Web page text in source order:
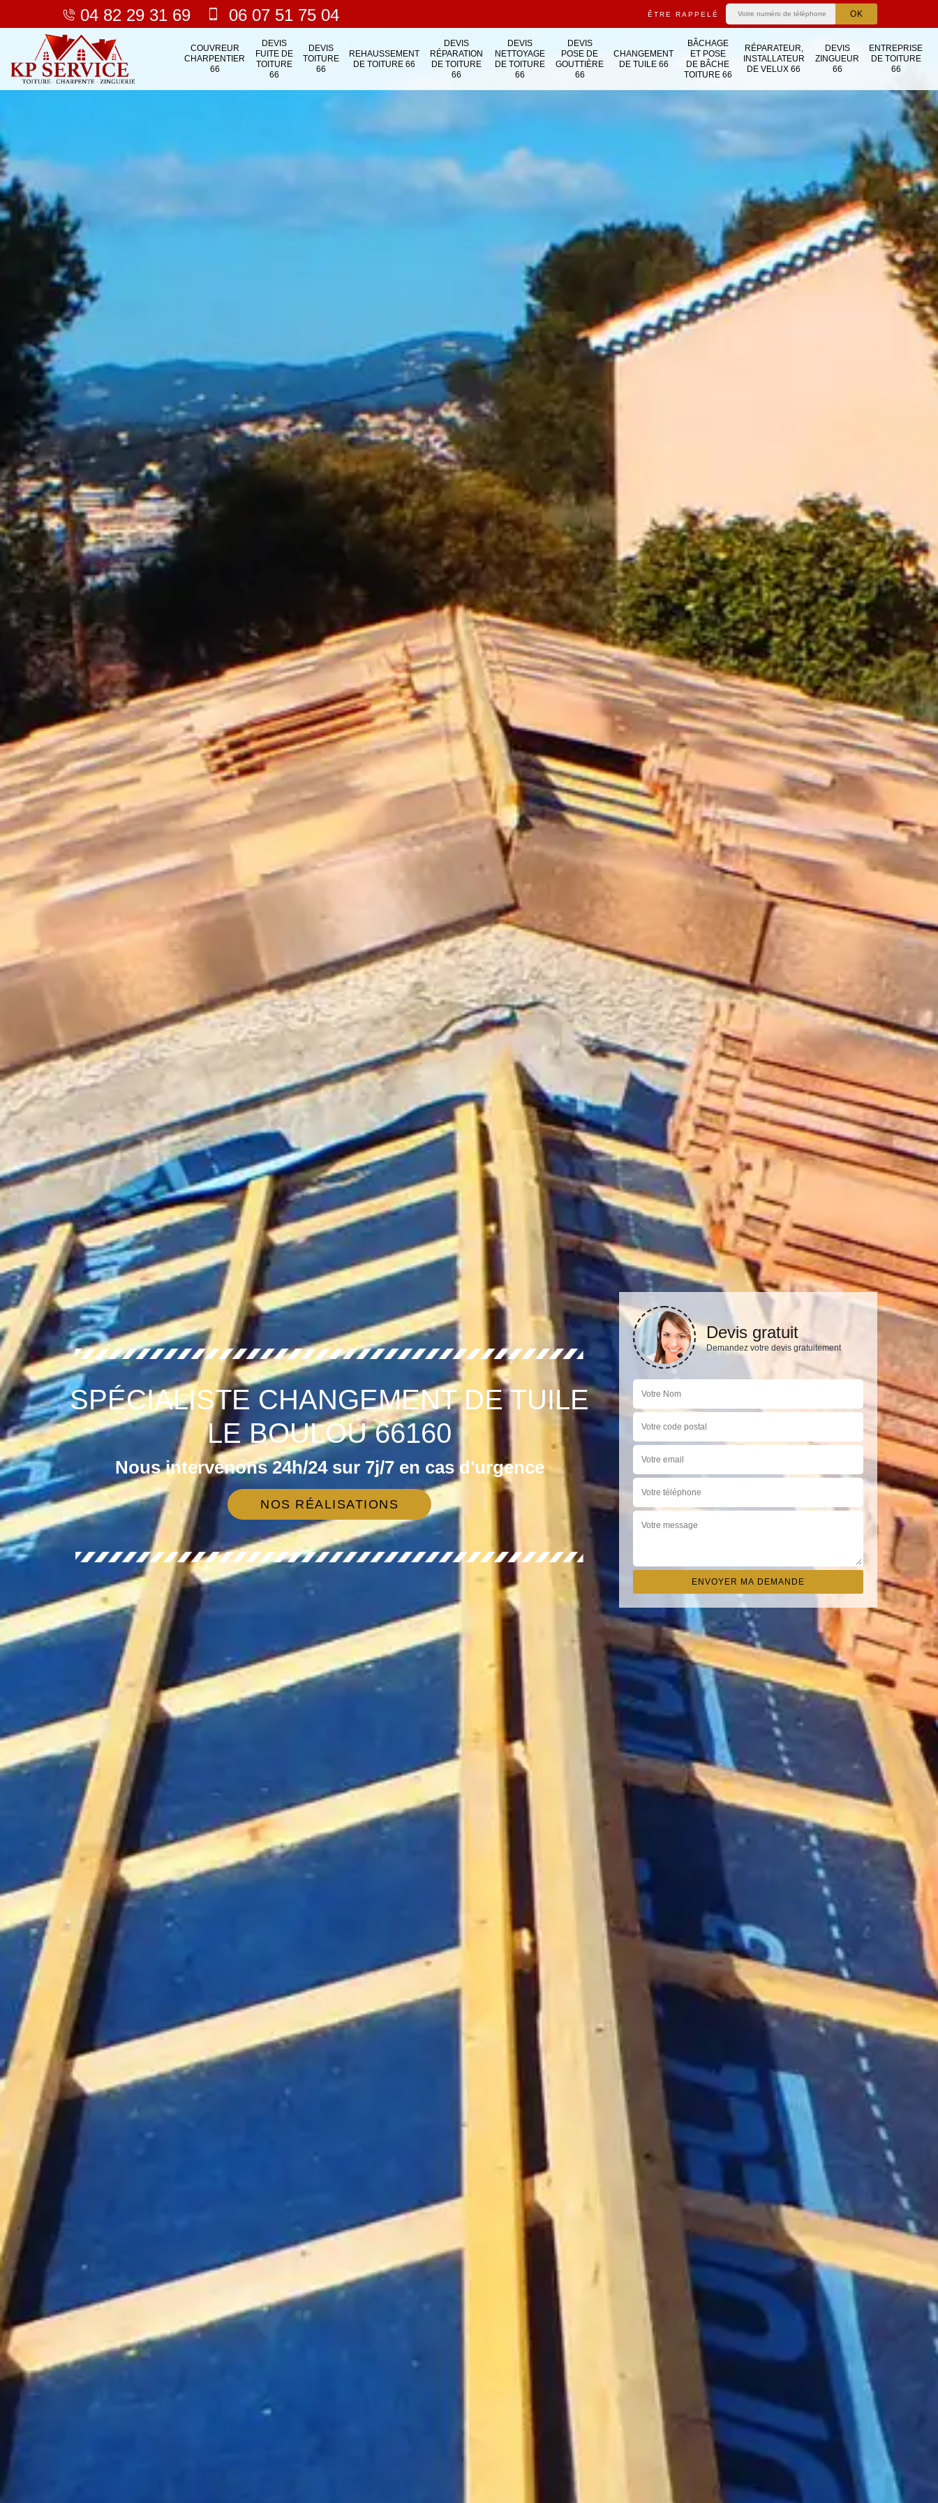
04 82 29 31 69 06 07 51 75 04 ÊTRE RAPPELÉ
COUVREUR
CHARPENTIER
66
DEVIS
FUITE DE
TOITURE
66
DEVIS
TOITURE
66
REHAUSSEMENT
DE TOITURE 66
DEVIS
RÉPARATION
DE TOITURE
66
DEVIS
NETTOYAGE
DE TOITURE
66
DEVIS
POSE DE
GOUTTIÈRE
66
CHANGEMENT
DE TUILE 66
BÂCHAGE
ET POSE
DE BÂCHE
TOITURE 66
RÉPARATEUR,
INSTALLATEUR
DE VELUX 66
DEVIS
ZINGUEUR
66
ENTREPRISE
DE TOITURE
66
SPÉCIALISTE CHANGEMENT DE TUILE
LE BOULOU 66160
Nous intervenons 24h/24 sur 7j/7 en cas d'urgence
NOS RÉALISATIONS
Devis gratuit
Demandez votre devis gratuitement